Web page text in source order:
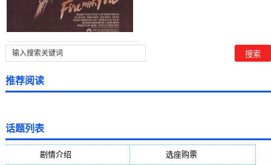
推荐阅读
话题列表
剧情介绍 选座购票(5388)